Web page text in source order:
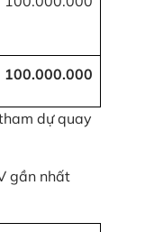
100.000.000
dự quay
gần nhất